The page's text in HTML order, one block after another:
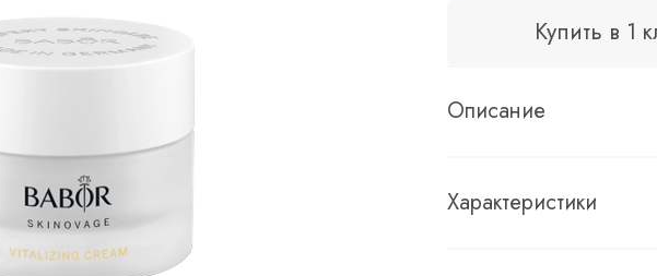
Купить в 1
Описание
Характеристики